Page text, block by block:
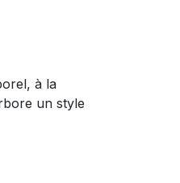
à la
un style